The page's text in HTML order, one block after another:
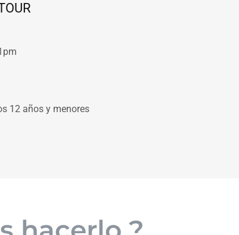
12 años y menores